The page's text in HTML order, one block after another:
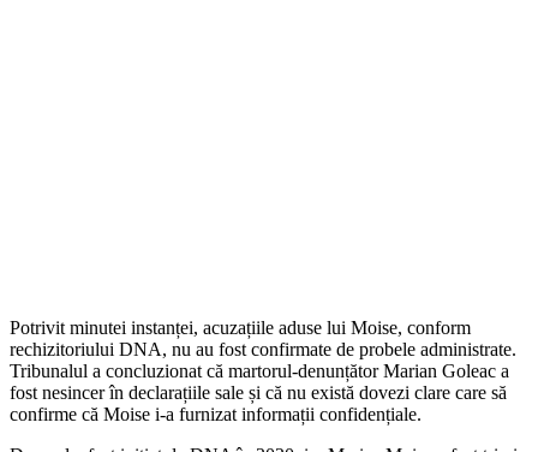
Potrivit minutei instanței, acuzațiile aduse lui Moise, conform
rechizitoriului DNA, nu au fost confirmate de probele administrate.
Tribunalul a concluzionat că martorul-denunțător Marian Goleac a
fost nesincer în declarațiile sale și că nu există dovezi clare care să
confirme că Moise i-a furnizat informații confidențiale.